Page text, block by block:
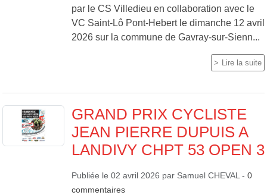
par le CS Villedieu en collaboration avec le
VC Saint-Lô Pont-Hebert le dimanche 12 avril
2026 sur la commune de Gavray-sur-Sienn...
Lire la suite
GRAND PRIX CYCLISTE
JEAN PIERRE DUPUIS A
LANDIVY CHPT 53 OPEN 3
Publiée le 02 avril 2026 par Samuel CHEVAL - 0
commentaires